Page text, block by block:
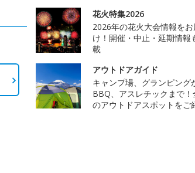
花火特集2026
2026年の花火大会情報をお
け！開催・中止・延期情報
載
アウトドアガイド
キャンプ場、グランピング
BBQ、アスレチックまで！
のアウトドアスポットをご